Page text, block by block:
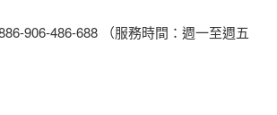
906-486-688 （服務時間：週一至週五